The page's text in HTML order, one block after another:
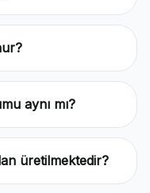
aynı mı?
üretilmektedir?